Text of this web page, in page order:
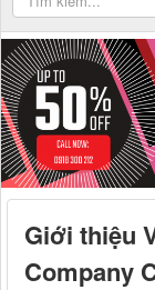
Giới thiệu
Company